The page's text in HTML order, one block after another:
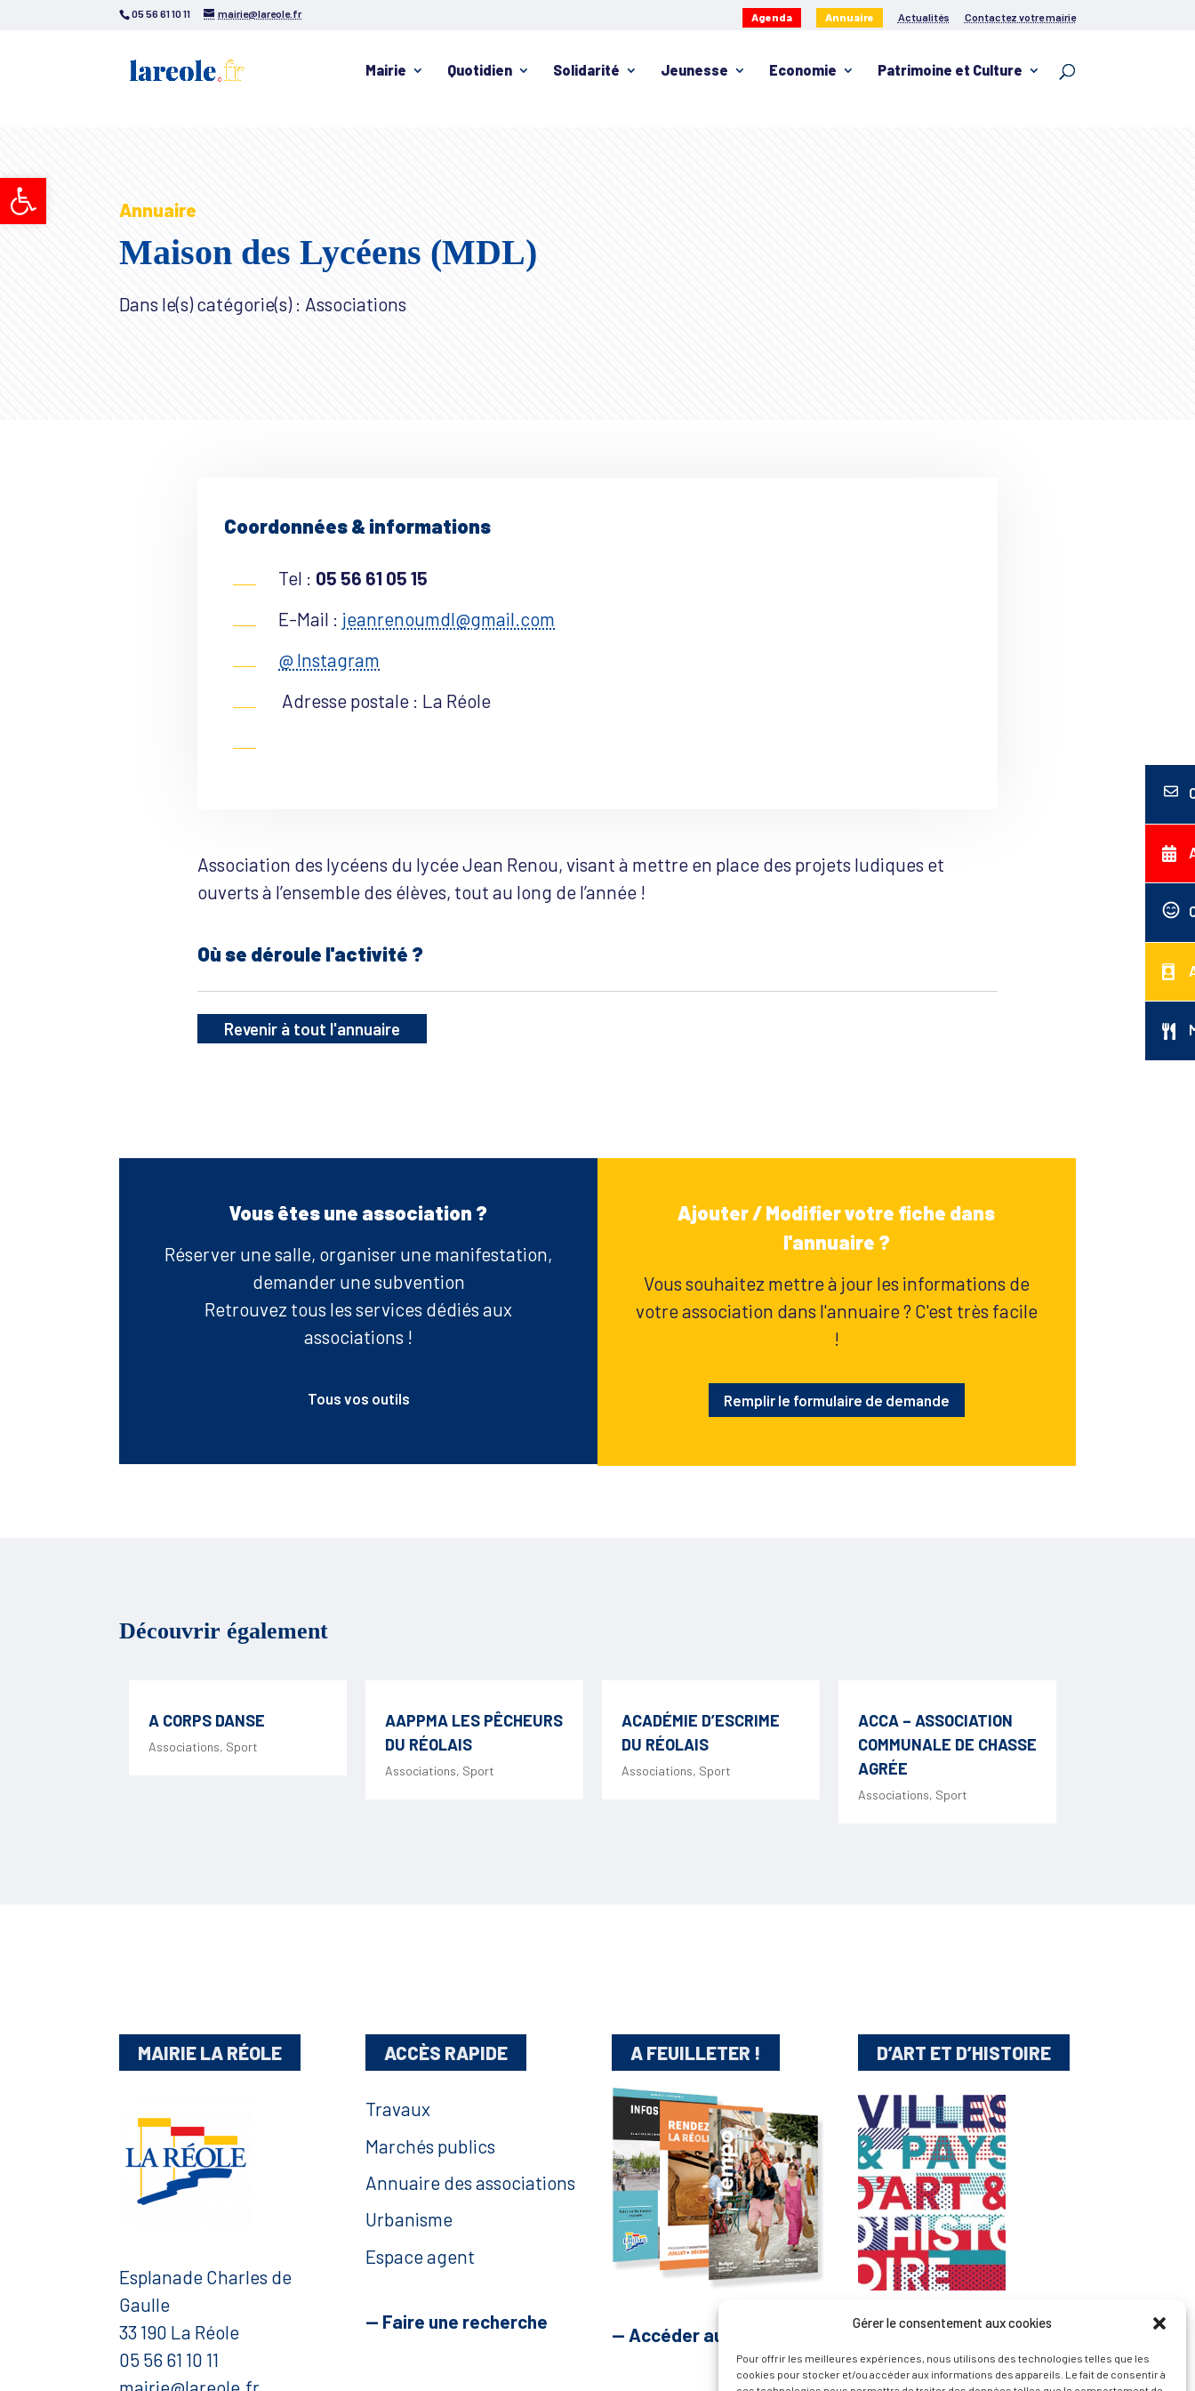
Ouvrir la barre d’outils
Gérer le consentement aux cookies
Pour offrir les meilleures expériences, nous utilisons des technologies telles que les
cookies pour stocker et/ou accéder aux informations des appareils. Le fait de consentir à
05 56 61 10 11 mairie@lareole.fr Agenda Annuaire Actualités Contactez votre mairie
Mairie Quotidien Solidarité Jeunesse Economie Patrimoine et Culture
Annuaire
Maison des Lycéens (MDL)
Dans le(s) catégorie(s) : Associations
Coordonnées & informations
Tel : 05 56 61 05 15
E-Mail : jeanrenoumdl@gmail.com
@ Instagram
Adresse postale : La Réole
Association des lycéens du lycée Jean Renou, visant à mettre en place des projets ludiques et
ouverts à l’ensemble des élèves, tout au long de l’année !
Où se déroule l'activité ?
Revenir à tout l'annuaire
Vous êtes une association ?
Réserver une salle, organiser une manifestation,
demander une subvention
Retrouvez tous les services dédiés aux
associations !
Tous vos outils
Ajouter / Modifier votre fiche dans
l'annuaire ?
Vous souhaitez mettre à jour les informations de
votre association dans l'annuaire ? C'est très facile
!
Remplir le formulaire de demande
Découvrir également
A CORPS DANSE
Associations, Sport
AAPPMA LES PÊCHEURS
DU RÉOLAIS
Associations, Sport
ACADÉMIE D’ESCRIME
DU RÉOLAIS
Associations, Sport
ACCA – ASSOCIATION
COMMUNALE DE CHASSE
AGRÉE
Associations, Sport
MAIRIE LA RÉOLE
Esplanade Charles de
Gaulle
33 190 La Réole
05 56 61 10 11
ACCÈS RAPIDE
Travaux
Marchés publics
Annuaire des associations
Urbanisme
Espace agent
— Faire une recherche
A FEUILLETER !
— Accéder au kiosque
D’ART ET D’HISTOIRE